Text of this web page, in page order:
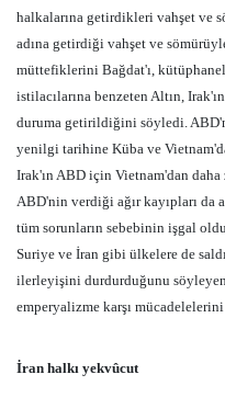
halkalarına getirdikleri vahşet ve
adına getirdiği vahşet ve
müttefiklerini Bağdat'ı,
istilacılarına benzeten Altın,
duruma getirildiğini söyledi.
yenilgi tarihine Küba ve
Irak'ın ABD için Vietnam'dan
ABD'nin verdiği ağır kayıpları da
tüm sorunların sebebinin işgal
Suriye ve İran gibi ülkelere de
ilerleyişini durdurduğunu
emperyalizme karşı
İran halkı yekvûcut